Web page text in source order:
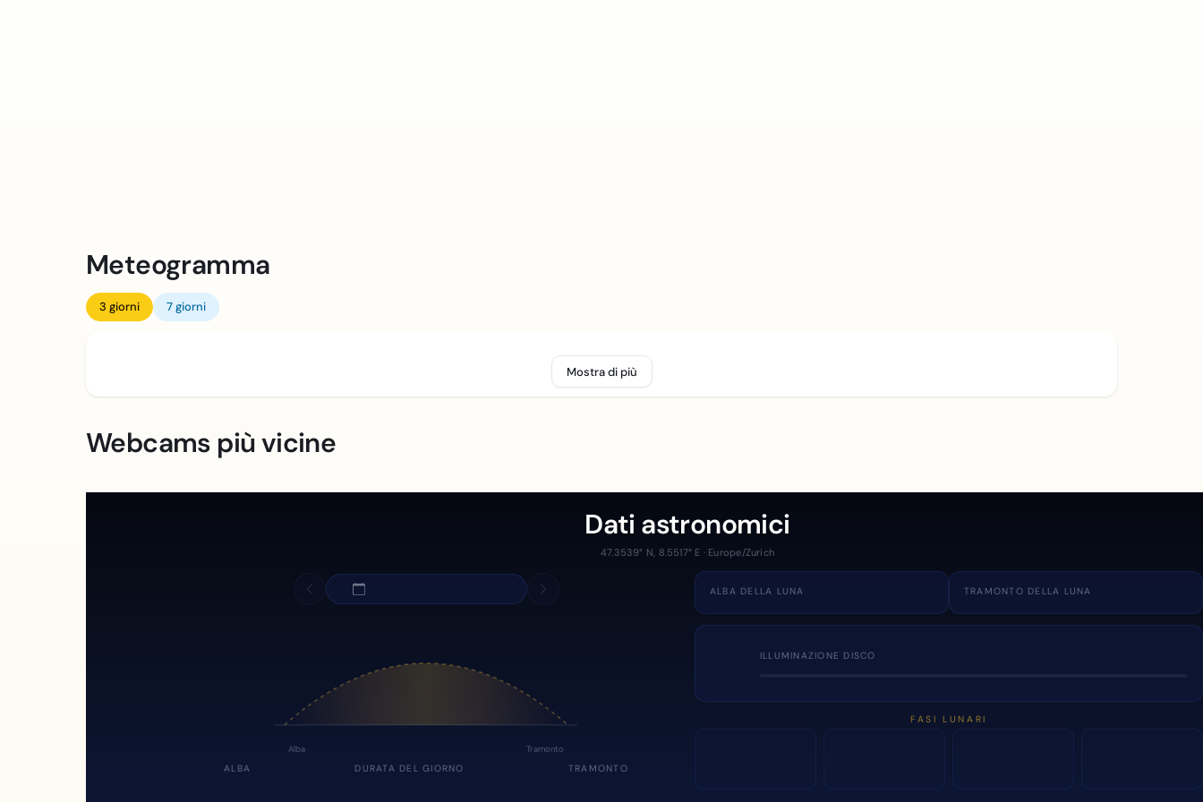
Meteogramma
3 giorni 7 giorni
Mostra di più
Webcams più vicine
Dati astronomici
47.3539° N, 8.5517° E · Europe/Zurich
Alba Tramonto
ALBA DURATA DEL GIORNO TRAMONTO
ALBA DELLA LUNA TRAMONTO DELLA LUNA
ILLUMINAZIONE DISCO
FASI LUNARI